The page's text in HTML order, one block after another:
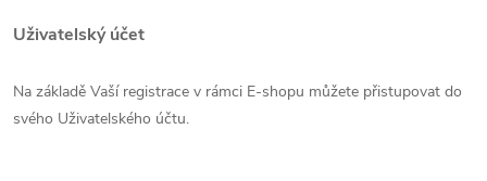
Uživatelský účet
Na základě Vaší registrace v rámci E-shopu můžete přistupovat do
svého Uživatelského účtu.